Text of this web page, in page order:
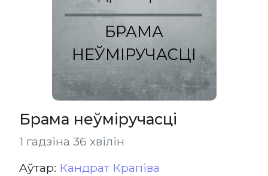
БРАМА
НЕЎМІРУЧАСЦІ
Брама неўміручасці
1 гадзіна 36 хвілін
Aўтар: Кандрат Крапіва